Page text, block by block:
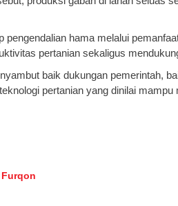
pengendalian hama melalui
pertanian sekaligus
baik dukungan pemerintah,
pertanian yang dinilai
Furqon